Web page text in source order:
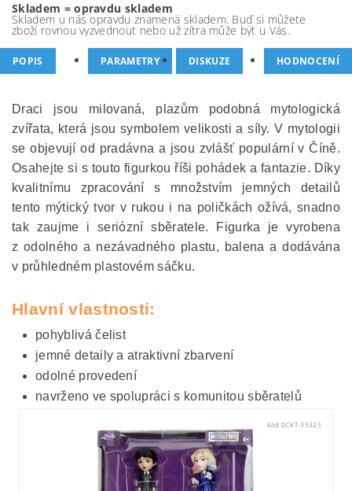
Skladem = opravdu skladem
Skladem u nás opravdu znamená skladem. Buď si můžete
zboží rovnou vyzvednout nebo už zítra může být u Vás.
POPIS PARAMETRY DISKUZE HODNOCENÍ
Draci jsou milovaná, plazům podobná mytologická
zvířata, která jsou symbolem velikosti a síly. V mytologii
se objevují od pradávna a jsou zvlášť populární v Číně.
Osahejte si s touto figurkou říši pohádek a fantazie. Díky
kvalitnímu zpracování s množstvím jemných detailů
tento mýtický tvor v rukou i na poličkách ožívá, snadno
tak zaujme i seriózní sběratele. Figurka je vyrobena
z odolného a nezávadného plastu, balena a dodávána
v průhledném plastovém sáčku.
Hlavní vlastnosti:
pohyblivá čelist
jemné detaily a atraktivní zbarvení
odolné provedení
navrženo ve spolupráci s komunitou sběratelů
Kód: DCKT-35325